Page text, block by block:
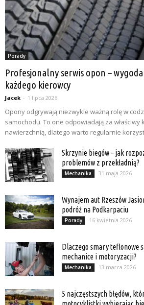
Porady
Profesjonalny serwis opon –
każdego kierowcy
Jacek - 1 lipca 2026
Opony odgrywają niezwykle ważną rolę w
samochodu. To one odpowiadają za właściwy
nawierzchnią, dlatego warto regularnie
Skrzynie biegów – jak
problemów z przekładnią?
Mechanika 31 maja 2026
Wynajem aut Rzeszów
podróż na Podkarpaciu
Porady 16 kwietnia 2026
Dlaczego smary teflonowe
mechanice i motoryzacji?
Mechanika 13 marca 2026
5 najczęstszych błędów,